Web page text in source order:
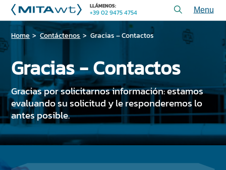
LLÁMENOS:
+39 02 9475 4754
menu
PRODUCTOS
APLICACIONES y SOLUCIONES
SERVICIOS y ASISTENCIA
QUIéNES SOMOS
CONTÁCTENOS
LLÁMENOS: +39 02 9475 4754
Home Contáctenos Gracias – Contactos
Gracias - Contactos
Gracias por solicitarnos información: estamos
evaluando su solicitud y le responderemos lo
antes posible.